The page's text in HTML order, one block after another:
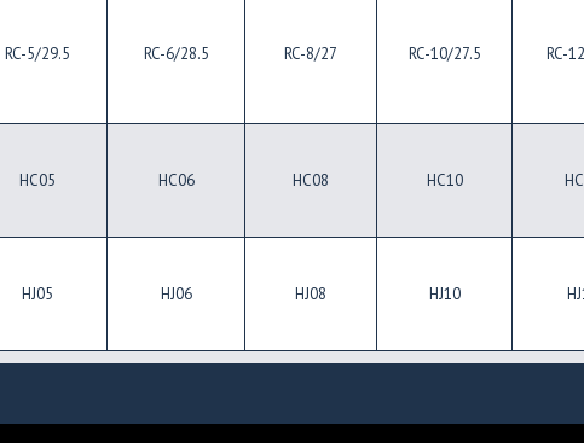
RC-5/29.5 RC-6/28.5 RC-8/27 RC-10/27.5 RC-
HC05 HC06 HC08 HC10
HJ05 HJ06 HJ08 HJ10